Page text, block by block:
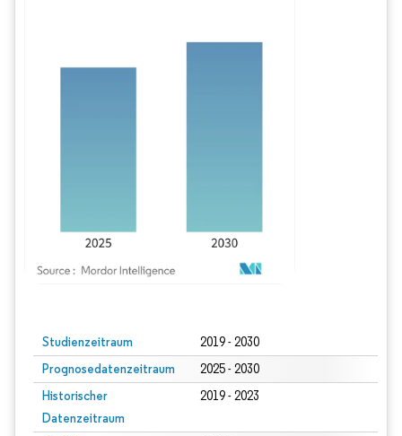
Studienzeitraum 2019 - 2030
Prognosedatenzeitraum 2025 - 2030
Historischer
Datenzeitraum
2019 - 2023